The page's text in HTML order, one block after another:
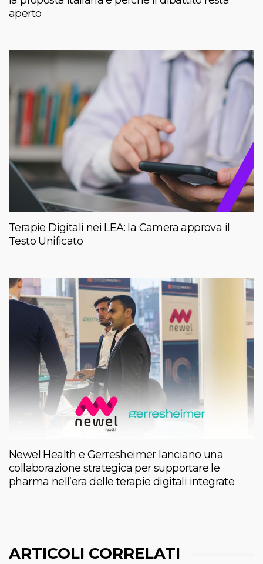
aperto
Terapie Digitali nei LEA: la Camera approva il
Testo Unificato
Newel Health e Gerresheimer lanciano una
collaborazione strategica per supportare le
pharma nell’era delle terapie digitali integrate
ARTICOLI CORRELATI